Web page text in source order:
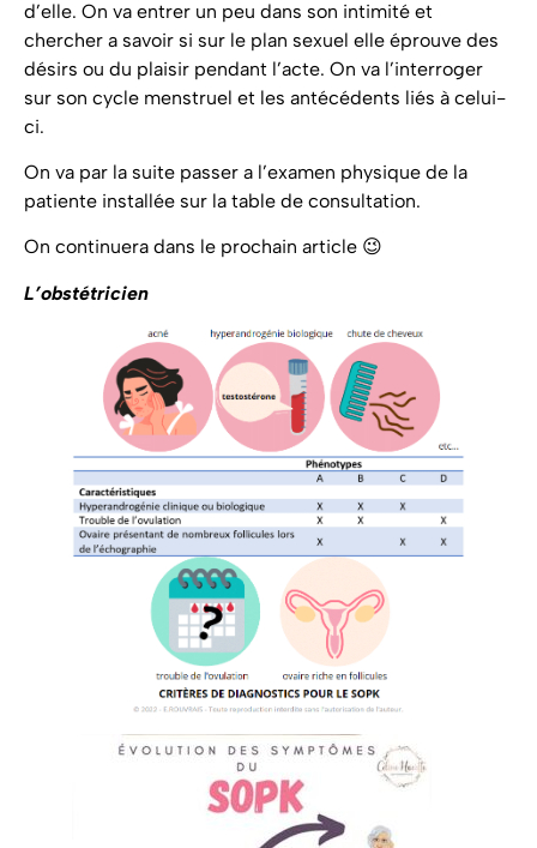
d’elle. On va entrer un peu dans son intimité et
chercher a savoir si sur le plan sexuel elle éprouve des
désirs ou du plaisir pendant l’acte. On va l’interroger
sur son cycle menstruel et les antécédents liés à celui-
ci.
On va par la suite passer a l’examen physique de la
patiente installée sur la table de consultation.
On continuera dans le prochain article 😉
L’obstétricien